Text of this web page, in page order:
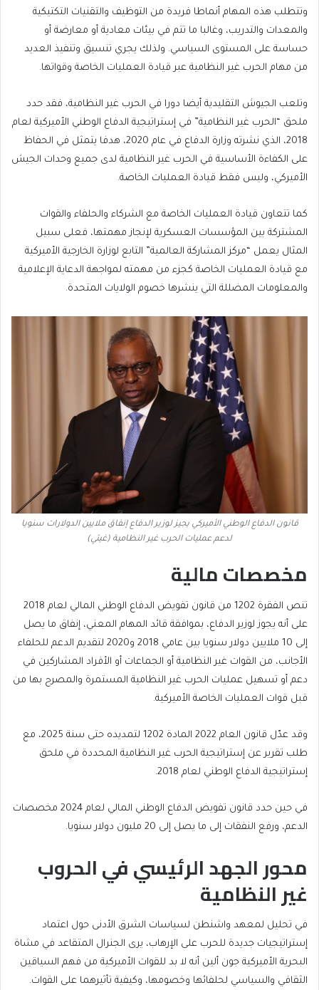
وتتطلب هذه المهام أنماطا فريدة من التوظيف والتقنيات التكتيكية
والمعدات والتدريب، وغالبا ما تتم في بيئات معادية أو معارضة أو
حساسة على المستوى السياسي. ولذلك يجري تنسيق وتنفيذ العديد
من مهام الحرب غير النظامية عبر قيادة العمليات الخاصة وقواتها.
وتلعب الجيوش التقليدية أيضا دورا في الحرب غير النظامية، فقد حدد
ملحق “الحرب غير النظامية” في إستراتيجية الدفاع الوطني الأميركية لعام
2018، الذي نشرته وزارة الدفاع في عام 2020، هدفا يتمثل في الحفاظ
على الكفاءة الأساسية في الحرب غير النظامية لدى جميع وحدات الجيش
الأميركي، وليس فقط قيادة العمليات الخاصة.
كما تتعاون قيادة العمليات الخاصة مع الشركاء والحلفاء والقوات
المشتركة بين المؤسسات العسكرية لإنجاز مهمتها، فعلى سبيل
المثال يعمل “مركز المشاركة العالمية” التابع لوزارة الخارجية الأميركية
مع قيادة العمليات الخاصة كجزء من مهمته لمواجهة الدعاية الإعلامية
والمعلومات المضللة التي ينشرها خصوم الولايات المتحدة.
قانون الدفاع الوطني الأميركي يجيز لوزير الدفاع إنفاق ملايين الدولارات سنويا
لدعم عمليات الحرب غير النظامية (غيتي)
مخصصات مالية
تنص الفقرة 1202 من قانون تفويض الدفاع الوطني المالي لعام 2018
على أنه يجوز لوزير الدفاع، بموافقة قائد المهام المعني، إنفاق ما يصل
إلى 10 ملايين دولار سنويا بين عامي 2018 و2020 لتقديم الدعم للحلفاء
الأجانب، من القوات غير النظامية أو الجماعات أو الأفراد المشاركين في
دعم أو تسهيل عمليات الحرب غير النظامية المستمرة والمصرح بها من
قبل قوات العمليات الخاصة الأميركية.
وقد عدّل قانون العام 2022 المادة 1202 لتمديده حتى سنة 2025، مع
طلب تقرير عن إستراتيجية الحرب غير النظامية المحددة في ملحق
إستراتيجية الدفاع الوطني لعام 2018.
في حين حدد قانون تفويض الدفاع الوطني المالي لعام 2024 مخصصات
الدعم، ورفع النفقات إلى ما يصل إلى 20 مليون دولار سنويا.
محور الجهد الرئيسي في الحروب
غير النظامية
في تحليل لمعهد واشنطن لسياسات الشرق الأدنى حول اعتماد
إستراتيجيات جديدة للحرب على الإرهاب، يرى الجنرال المتقاعد في مشاة
البحرية الأميركية جون ألين أنه لا بد للقوات الأميركية من فهم السياقين
الثقافي والسياسي لحلفائها وخصومها، وكيفية تأثيرهما على القوات.